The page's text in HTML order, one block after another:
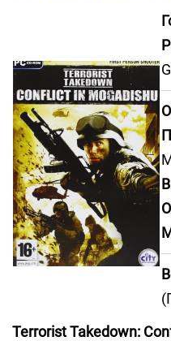
Terrorist Takedown: